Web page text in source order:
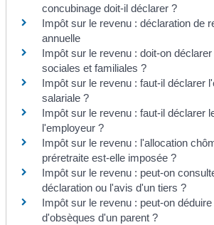
concubinage doit-il déclarer ?
Impôt sur le revenu : déclaration de
annuelle
Impôt sur le revenu : doit-on
sociales et familiales ?
Impôt sur le revenu : faut-il déclarer
salariale ?
Impôt sur le revenu : faut-il déclarer
l'employeur ?
Impôt sur le revenu : l'allocation
préretraite est-elle imposée ?
Impôt sur le revenu : peut-on
déclaration ou l'avis d'un tiers ?
Impôt sur le revenu : peut-on
d'obsèques d'un parent ?